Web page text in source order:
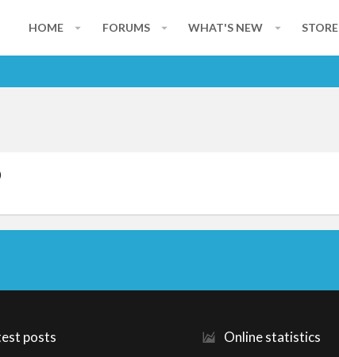
HOME FORUMS WHAT'S NEW STORE
posts Online statistics